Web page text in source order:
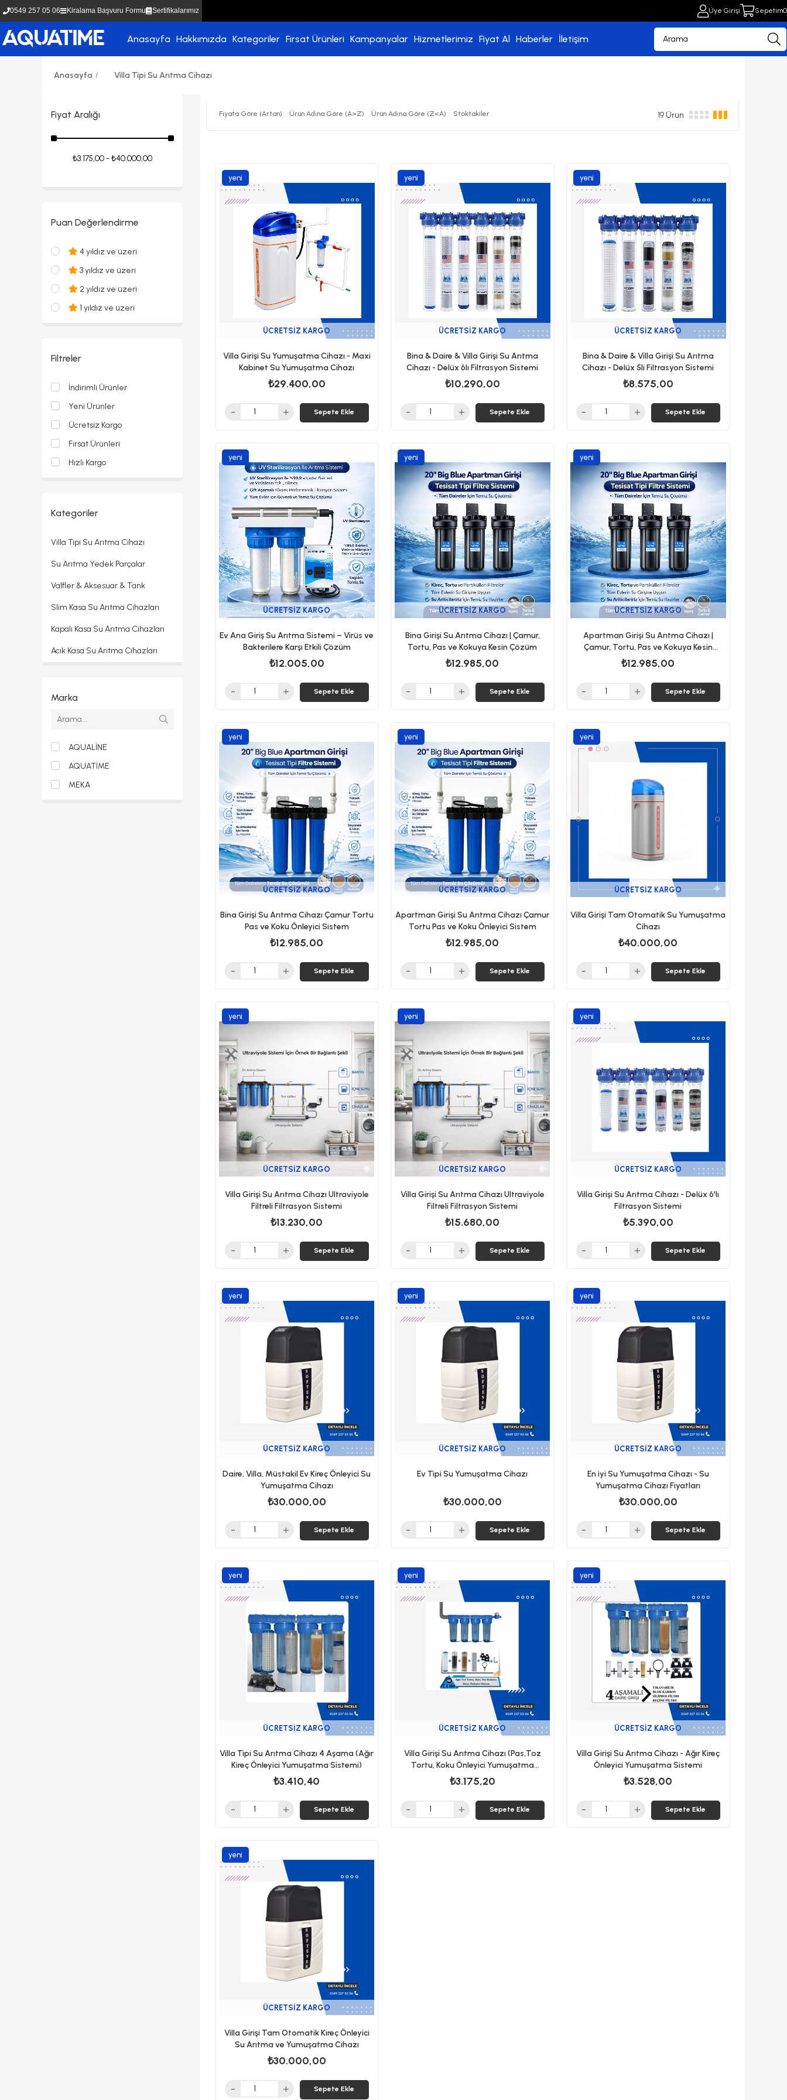
0549 257 05 06 Kiralama Başvuru Formu Sertifikalarımız Üye Girişi Sepetim0
Anasayfa Hakkımızda Kategoriler Fırsat Ürünleri Kampanyalar Hizmetlerimiz Fiyat Al Haberler İletişim
Anasayfa Villa Tipi Su Arıtma Cihazı
Fiyat Aralığı
₺3.175,00 - ₺40.000,00
Puan Değerlendirme
4 yıldız ve üzeri
3 yıldız ve üzeri
2 yıldız ve üzeri
1 yıldız ve üzeri
Filtreler
İndirimli Ürünler
Yeni Ürünler
Ücretsiz Kargo
Fırsat Ürünleri
Hızlı Kargo
Kategoriler
Villa Tipi Su Arıtma Cihazı
Su Arıtma Yedek Parçalar
Valfler & Aksesuar & Tank
Slim Kasa Su Arıtma Cihazları
Kapalı Kasa Su Arıtma Cihazları
Açık Kasa Su Arıtma Cihazları
Saf Su Arıtma Cihazları
Kiralık Su Arıtma Cihazları
Cihazları
Su Arıtma Filtre Ve Filtre Setleri
Arıtmalı Su Sebilleri
Marka
AQUALİNE
AQUATİME
MEKA
Fiyata Göre (Artan) Ürün Adına Göre (A>Z) Ürün Adına Göre (Z<A) Stoktakiler 19 Ürün
Villa Girişi Su Yumuşatma Cihazı - Maxi
Kabinet Su Yumuşatma Cihazı
₺29.400,00
ÜCRETSIZ KARGO
yeni
Sepete Ekle
Bina & Daire & Villa Girişi Su Arıtma
Cihazı - Delüx 6lı Filtrasyon Sistemi
₺10.290,00
ÜCRETSIZ KARGO
yeni
Sepete Ekle
Bina & Daire & Villa Girişi Su Arıtma
Cihazı - Delüx 5li Filtrasyon Sistemi
₺8.575,00
ÜCRETSIZ KARGO
yeni
Sepete Ekle
Ev Ana Giriş Su Arıtma Sistemi – Virüs ve
Bakterilere Karşı Etkili Çözüm
₺12.005,00
ÜCRETSIZ KARGO
yeni
Sepete Ekle
Bina Girişi Su Arıtma Cihazı | Çamur,
Tortu, Pas ve Kokuya Kesin Çözüm
₺12.985,00
ÜCRETSIZ KARGO
yeni
ürün
Sepete Ekle
Apartman Girişi Su Arıtma Cihazı |
Çamur, Tortu, Pas ve Kokuya Kesin
Çözüm
₺12.985,00
ÜCRETSIZ KARGO
yeni
ürün
Sepete Ekle
Bina Girişi Su Arıtma Cihazı Çamur Tortu
Pas ve Koku Önleyici Sistem
₺12.985,00
ÜCRETSIZ KARGO
yeni
ürün
Sepete Ekle
Apartman Girişi Su Arıtma Cihazı Çamur
Tortu Pas ve Koku Önleyici Sistem
₺12.985,00
ÜCRETSIZ KARGO
yeni
ürün
Sepete Ekle
Villa Girişi Tam Otomatik Su Yumuşatma
Cihazı
₺40.000,00
ÜCRETSIZ KARGO
yeni
ürün
Sepete Ekle
Villa Girişi Su Arıtma Cihazı Ultraviyole
Filtreli Filtrasyon Sistemi
₺13.230,00
ÜCRETSIZ KARGO
yeni
Sepete Ekle
Villa Girişi Su Arıtma Cihazı Ultraviyole
Filtreli Filtrasyon Sistemi
₺15.680,00
ÜCRETSIZ KARGO
yeni
Sepete Ekle
Villa Girişi Su Arıtma Cihazı - Delüx 6'lı
Filtrasyon Sistemi
₺5.390,00
ÜCRETSIZ KARGO
yeni
Sepete Ekle
Daire, Villa, Müstakil Ev Kireç Önleyici Su
Yumuşatma Cihazı
₺30.000,00
ÜCRETSIZ KARGO
yeni
Sepete Ekle
Ev Tipi Su Yumuşatma Cihazı
₺30.000,00
ÜCRETSIZ KARGO
yeni
Sepete Ekle
En iyi Su Yumuşatma Cihazı - Su
Yumuşatma Cihazı Fiyatları
₺30.000,00
ÜCRETSIZ KARGO
yeni
Sepete Ekle
Villa Tipi Su Arıtma Cihazı 4 Aşama (Ağır
Kireç Önleyici Yumuşatma Sistemi)
₺3.410,40
ÜCRETSIZ KARGO
yeni
Sepete Ekle
Villa Girişi Su Arıtma Cihazı (Pas,Toz
Tortu, Koku Önleyici Yumuşatma
Sistemi)
₺3.175,20
ÜCRETSIZ KARGO
yeni
Sepete Ekle
Villa Girişi Su Arıtma Cihazı - Ağır Kireç
Önleyici Yumuşatma Sistemi
₺3.528,00
ÜCRETSIZ KARGO
yeni
Sepete Ekle
Villa Girişi Tam Otomatik Kireç Önleyici
Su Arıtma ve Yumuşatma Cihazı
₺30.000,00
ÜCRETSIZ KARGO
yeni
Sepete Ekle